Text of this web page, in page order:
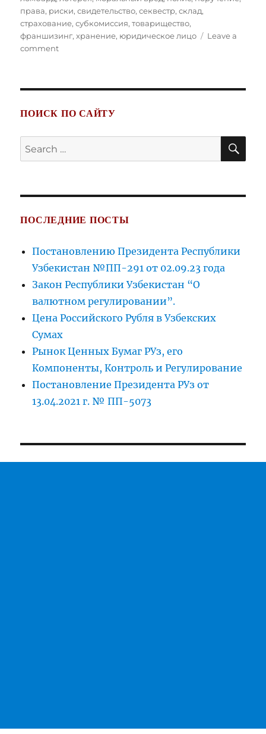
права, риски,свидетельство,секвестр,склад,
страхование,субкомиссия,товарищество,
франшизинг,хранение, юридическое лицо
Leave a
commenton
Часть
Статьи
–
ПОИСК ПО САЙТУ
Search
for:
ПОСЛЕДНИЕ ПОСТЫ
Постановлению Президента Республики
Узбекистан №ПП-291 от 02.09.23 года
Закон Республики Узбекистан “О
валютном регулировании”.
Цена Российского Рубля в Узбекских
Сумах
Рынок Ценных Бумаг РУз, его
Компоненты, Контроль и Регулирование
Постановление Президента РУз от
13.04.2021 г. № ПП-5073